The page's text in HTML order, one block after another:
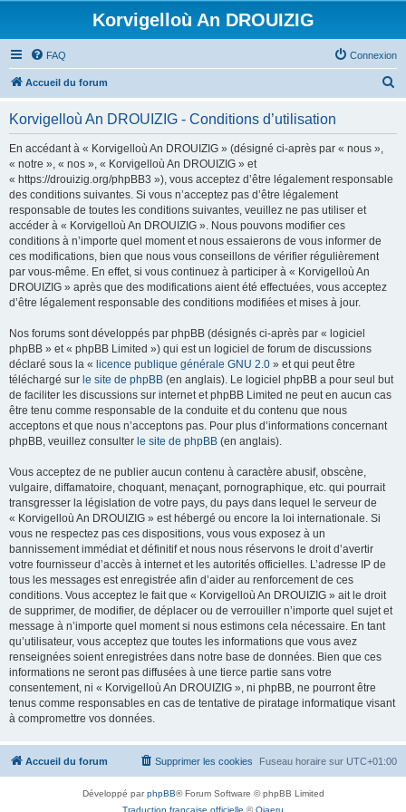
Korvigelloù An DROUIZIG
FAQ Connexion
Accueil du forum
Korvigelloù An DROUIZIG - Conditions d’utilisation
En accédant à « Korvigelloù An DROUIZIG » (désigné ci-après par « nous »,
« notre », « nos », « Korvigelloù An DROUIZIG » et
« https://drouizig.org/phpBB3 »), vous acceptez d’être légalement responsable
des conditions suivantes. Si vous n’acceptez pas d’être légalement
responsable de toutes les conditions suivantes, veuillez ne pas utiliser et
accéder à « Korvigelloù An DROUIZIG ». Nous pouvons modifier ces
conditions à n’importe quel moment et nous essaierons de vous informer de
ces modifications, bien que nous vous conseillons de vérifier régulièrement
par vous-même. En effet, si vous continuez à participer à « Korvigelloù An
DROUIZIG » après que des modifications aient été effectuées, vous acceptez
d’être légalement responsable des conditions modifiées et mises à jour.
Nos forums sont développés par phpBB (désignés ci-après par « logiciel
phpBB » et « phpBB Limited ») qui est un logiciel de forum de discussions
déclaré sous la « licence publique générale GNU 2.0 » et qui peut être
téléchargé sur le site de phpBB (en anglais). Le logiciel phpBB a pour seul but
de faciliter les discussions sur internet et phpBB Limited ne peut en aucun cas
être tenu comme responsable de la conduite et du contenu que nous
acceptons et que nous n’acceptons pas. Pour plus d’informations concernant
phpBB, veuillez consulter le site de phpBB (en anglais).
Vous acceptez de ne publier aucun contenu à caractère abusif, obscène,
vulgaire, diffamatoire, choquant, menaçant, pornographique, etc. qui pourrait
transgresser la législation de votre pays, du pays dans lequel le serveur de
« Korvigelloù An DROUIZIG » est hébergé ou encore la loi internationale. Si
vous ne respectez pas ces dispositions, vous vous exposez à un
bannissement immédiat et définitif et nous nous réservons le droit d’avertir
votre fournisseur d’accès à internet et les autorités officielles. L’adresse IP de
tous les messages est enregistrée afin d’aider au renforcement de ces
conditions. Vous acceptez le fait que « Korvigelloù An DROUIZIG » ait le droit
de supprimer, de modifier, de déplacer ou de verrouiller n’importe quel sujet et
message à n’importe quel moment si nous estimons cela nécessaire. En tant
qu’utilisateur, vous acceptez que toutes les informations que vous avez
renseignées soient enregistrées dans notre base de données. Bien que ces
informations ne seront pas diffusées à une tierce partie sans votre
consentement, ni « Korvigelloù An DROUIZIG », ni phpBB, ne pourront être
tenus comme responsables en cas de tentative de piratage informatique visant
à compromettre vos données.
Accueil du forum Fuseau horaire sur UTC+01:00
Supprimer les cookies
Développé parphpBB® Forum Software © phpBB Limited
Traduction française officielle ©Qiaeru